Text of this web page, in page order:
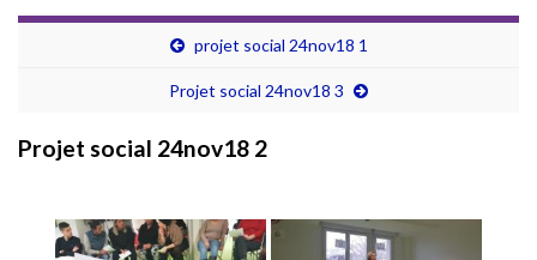
projet social 24nov18 1
Projet social 24nov18 3
Projet social 24nov18 2